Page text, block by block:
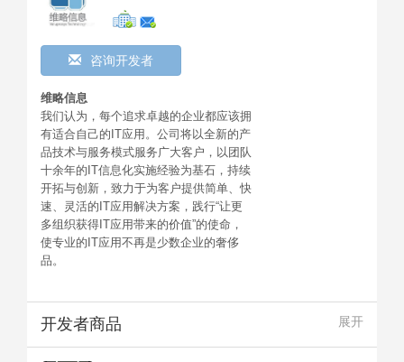
咨询开发者
维略信息
我们认为，每个追求卓越的企业都应该拥
有适合自己的IT应用。公司将以全新的产
品技术与服务模式服务广大客户，以团队
十余年的IT信息化实施经验为基石，持续
开拓与创新，致力于为客户提供简单、快
速、灵活的IT应用解决方案，践行“让更
多组织获得IT应用带来的价值”的使命，
使专业的IT应用不再是少数企业的奢侈
品。
开发者商品 展开